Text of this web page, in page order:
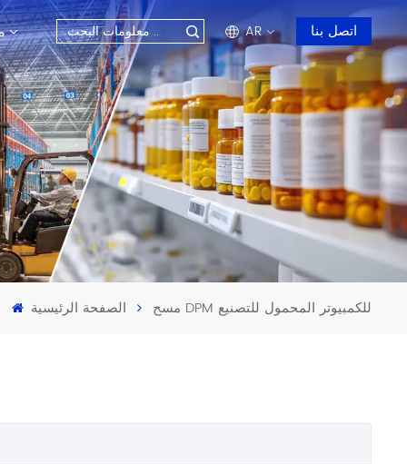
AR
en
fr
ru
es
اتصل بنا
الصفحة الرئيسية مسح DPM للكمبيوتر المحمول للتصنيع